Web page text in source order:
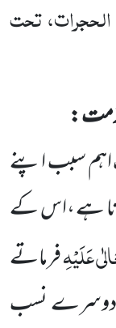
الحجرات، تحت
:
سبب اپنے
ہے ،اس کے
عَلَیْہِفرماتے
دوسرے نسب